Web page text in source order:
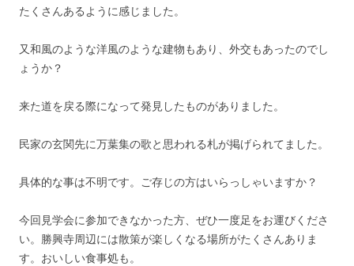
たくさんあるように感じました。
又和風のような洋風のような建物もあり、外交もあったのでし
ょうか？
来た道を戻る際になって発見したものがありました。
民家の玄関先に万葉集の歌と思われる札が掲げられてました。
具体的な事は不明です。ご存じの方はいらっしゃいますか？
今回見学会に参加できなかった方、ぜひ一度足をお運びくださ
い。勝興寺周辺には散策が楽しくなる場所がたくさんありま
す。おいしい食事処も。